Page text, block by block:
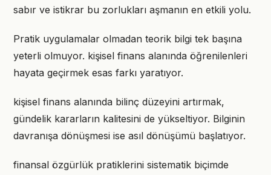
sabır ve istikrar bu zorlukları aşmanın en etkili yolu.
Pratik uygulamalar olmadan teorik bilgi tek başına
yeterli olmuyor. kişisel finans alanında öğrenilenleri
hayata geçirmek esas farkı yaratıyor.
kişisel finans alanında bilinç düzeyini artırmak,
gündelik kararların kalitesini de yükseltiyor. Bilginin
davranışa dönüşmesi ise asıl dönüşümü başlatıyor.
finansal özgürlük pratiklerini sistematik biçimde